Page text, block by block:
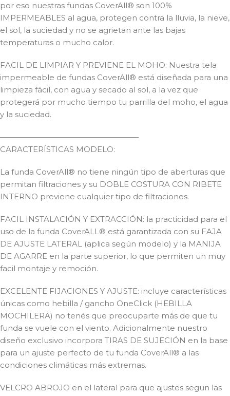
por eso nuestras fundas CoverAll® son 100%
IMPERMEABLES al agua, protegen contra la lluvia, la nieve,
el sol, la suciedad y no se agrietan ante las bajas
temperaturas o mucho calor.
FACIL DE LIMPIAR Y PREVIENE EL MOHO: Nuestra tela
impermeable de fundas CoverAll® está diseñada para una
limpieza fácil, con agua y secado al sol, a la vez que
protegerá por mucho tiempo tu parrilla del moho, el agua
y la suciedad.
——————————————————
CARACTERÍSTICAS MODELO:
La funda CoverAll® no tiene ningún tipo de aberturas que
permitan filtraciones y su DOBLE COSTURA CON RIBETE
INTERNO previene cualquier tipo de filtraciones.
FACIL INSTALACIÓN Y EXTRACCIÓN: la practicidad para el
uso de la funda CoverALL® está garantizada con su FAJA
DE AJUSTE LATERAL (aplica según modelo) y la MANIJA
DE AGARRE en la parte superior, lo que permiten un muy
facil montaje y remoción.
EXCELENTE FIJACIONES Y AJUSTE: incluye características
únicas como hebilla / gancho OneClick (HEBILLA
MOCHILERA) no tenés que preocuparte más de que tu
funda se vuele con el viento. Adicionalmente nuestro
diseño exclusivo incorpora TIRAS DE SUJECIÓN en la base
para un ajuste perfecto de tu funda CoverAll® a las
condiciones climáticas más extremas.
VELCRO ABROJO en el lateral para que ajustes segun las